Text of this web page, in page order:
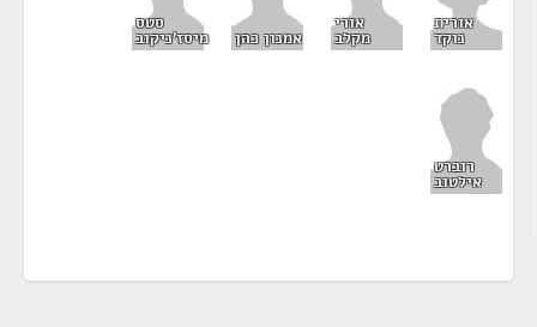
אורית
נוקד
אורי
מקלב אמנון כהן
סטס
מיסז'ניקוב
רוברט
אילטוב